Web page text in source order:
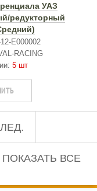
УАЗ
редукторный
E000002
RACING
5 шт
ПОКАЗАТЬ ВСЕ